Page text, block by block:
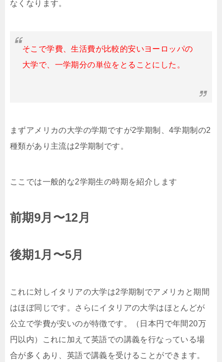
なくなります。
そこで学費、生活費が比較的安いヨーロッパの
大学で、一学期分の単位をとることにした。
まずアメリカの大学の学期ですが2学期制、4学期制の2
種類があり主流は2学期制です。
ここでは一般的な2学期生の時期を紹介します
前期9月〜12月
後期1月〜5月
これに対しイタリアの大学は2学期制でアメリカと期間
はほぼ同じです。さらにイタリアの大学はほとんどが
公立で学費が安いのが特徴です。（日本円で年間20万
円以内）これに加えて英語での講義を行なっている場
合が多くあり、英語で講義を受けることができます。